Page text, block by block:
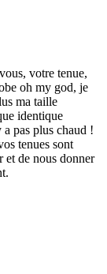
votre tenue,
oh my god, je
ma taille
identique
a pas plus chaud !
tenues sont
et de nous donner